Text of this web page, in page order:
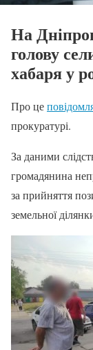
На
голову
хабаря у
Про це
прокуратурі.
За даними
громадянина
за прийняття
земельної